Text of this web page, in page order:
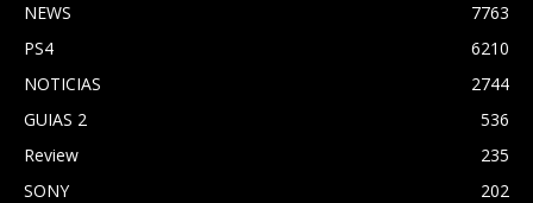
NEWS
7763
PS4
6210
NOTICIAS
2744
GUIAS 2
536
Review
235
SONY
202